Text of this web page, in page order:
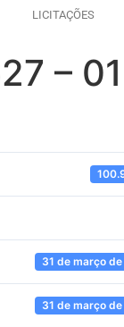
LICITAÇÕES
–
31 de março
31 de março